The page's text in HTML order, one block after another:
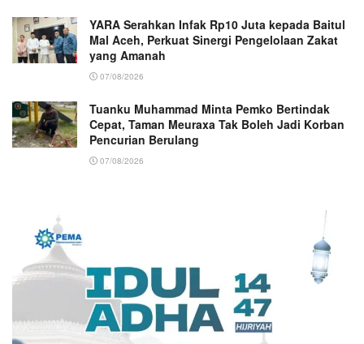
YARA Serahkan Infak Rp10 Juta kepada Baitul
Mal Aceh, Perkuat Sinergi Pengelolaan Zakat
yang Amanah ‎
07/08/2026
Tuanku Muhammad Minta Pemko Bertindak
Cepat, Taman Meuraxa Tak Boleh Jadi Korban
Pencurian Berulang
07/08/2026